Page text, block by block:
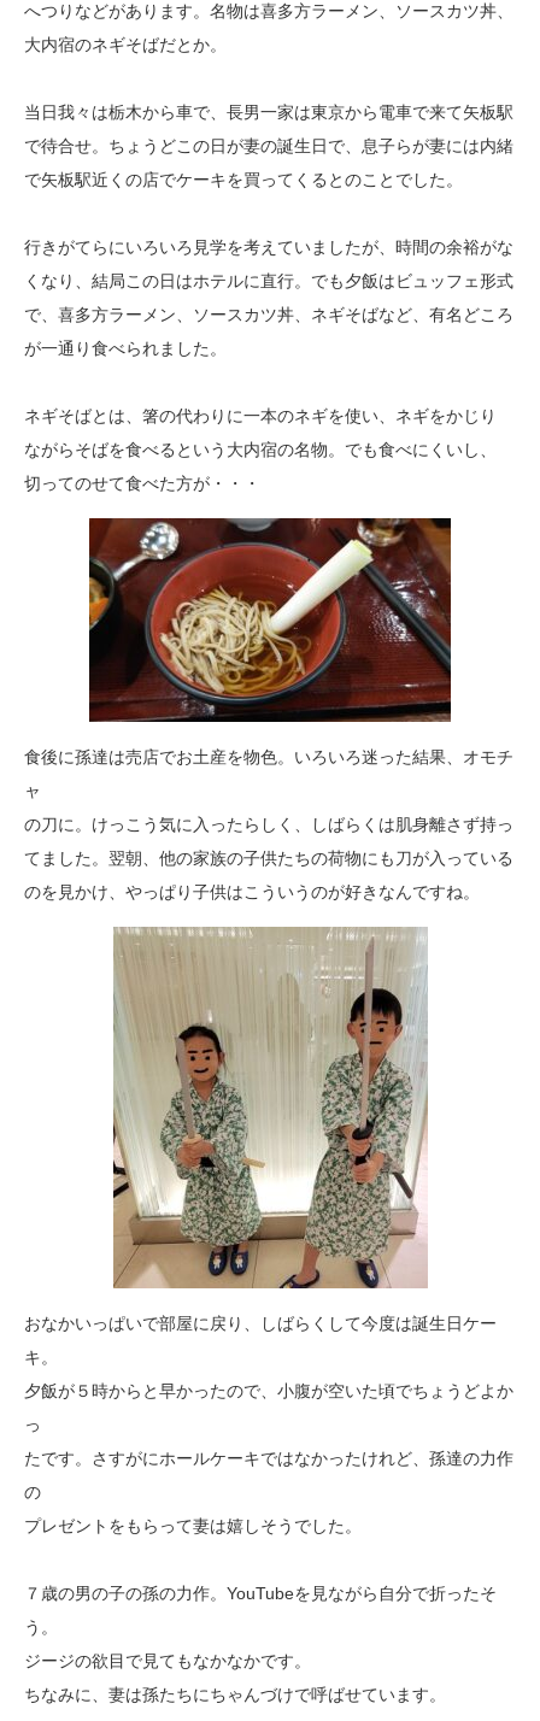
へつりなどがあります。名物は喜多方ラーメン、ソースカツ丼、
大内宿のネギそばだとか。
当日我々は栃木から車で、長男一家は東京から電車で来て矢板駅
で待合せ。ちょうどこの日が妻の誕生日で、息子らが妻には内緒
で矢板駅近くの店でケーキを買ってくるとのことでした。
行きがてらにいろいろ見学を考えていましたが、時間の余裕がな
くなり、結局この日はホテルに直行。でも夕飯はビュッフェ形式
で、喜多方ラーメン、ソースカツ丼、ネギそばなど、有名どころ
が一通り食べられました。
ネギそばとは、箸の代わりに一本のネギを使い、ネギをかじり
ながらそばを食べるという大内宿の名物。でも食べにくいし、
切ってのせて食べた方が・・・
食後に孫達は売店でお土産を物色。いろいろ迷った結果、オモチ
ャ
の刀に。けっこう気に入ったらしく、しばらくは肌身離さず持っ
てました。翌朝、他の家族の子供たちの荷物にも刀が入っている
のを見かけ、やっぱり子供はこういうのが好きなんですね。
おなかいっぱいで部屋に戻り、しばらくして今度は誕生日ケー
キ。
夕飯が５時からと早かったので、小腹が空いた頃でちょうどよか
っ
たです。さすがにホールケーキではなかったけれど、孫達の力作
の
プレゼントをもらって妻は嬉しそうでした。
７歳の男の子の孫の力作。YouTubeを見ながら自分で折ったそ
う。
ジージの欲目で見てもなかなかです。
ちなみに、妻は孫たちにちゃんづけで呼ばせています。